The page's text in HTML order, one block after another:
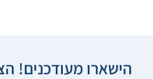
הישארו מעודכנים!